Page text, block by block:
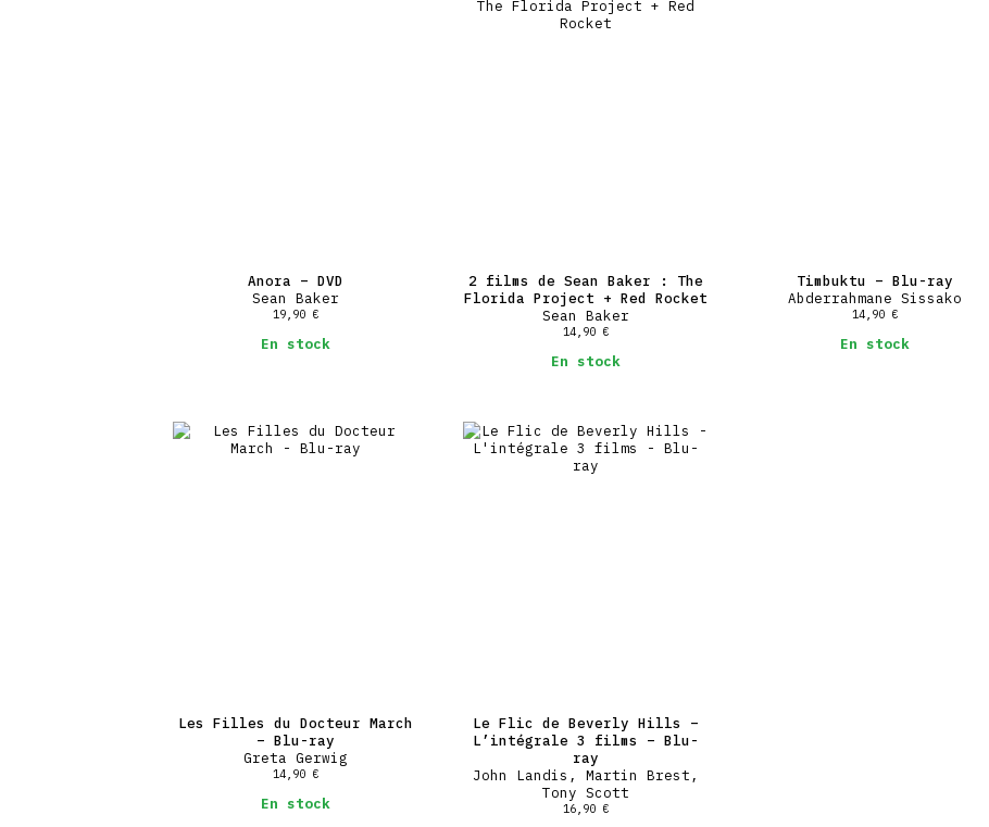
Anora – DVD
Sean Baker
19,90 €
En stock
2 films de Sean Baker : The
Florida Project + Red Rocket
Sean Baker
14,90 €
En stock
Timbuktu – Blu-ray
Abderrahmane Sissako
14,90 €
En stock
Les Filles du Docteur March
– Blu-ray
Greta Gerwig
14,90 €
En stock
Le Flic de Beverly Hills –
L’intégrale 3 films – Blu-
ray
John Landis, Martin Brest,
Tony Scott
16,90 €